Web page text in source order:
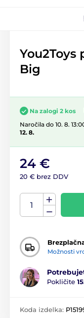
You2Toys
Big
Na zalogi 2 kos
Naročila do 10. 8.
12. 8.
24 €
20 € brez DDV
Možnosti
Pokličite
Koda izdelka: